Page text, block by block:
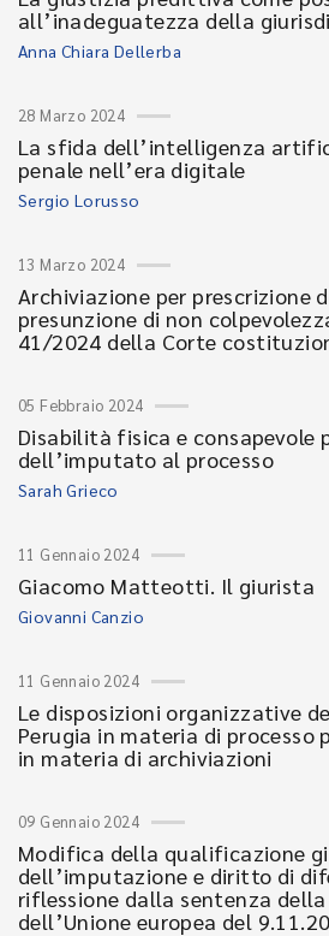
all’inadeguatezza della
Anna Chiara Dellerba
28 Marzo 2024
La sfida dell’intelligenza
penale nell’era digitale
Sergio Lorusso
13 Marzo 2024
Archiviazione per prescrizione
presunzione di non
41/2024 della Corte
05 Febbraio 2024
Disabilità fisica e consapevole
dell’imputato al processo
Sarah Grieco
11 Gennaio 2024
Giacomo Matteotti. Il giurista
Giovanni Canzio
11 Gennaio 2024
Le disposizioni organizzative
Perugia in materia di processo
in materia di archiviazioni
09 Gennaio 2024
Modifica della qualificazione
dell’imputazione e diritto di
riflessione dalla sentenza
dell’Unione europea del